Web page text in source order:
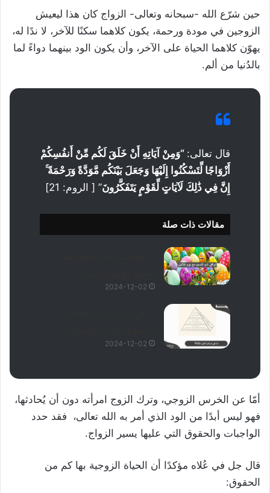
حين شرّع الله -سبحانه وتعالى- الزواج كان هذا ليعيش
الزوجين في مودة ورحمة، يكون كلاهما سكنًا للآخر، لا ندًا له،
يهوّن كلاهما الحياة على الآخر، وأن يكون الود بينهما دواءً لما
بالدُنيا من ألم.
قال تعالى: “وَمِنْ آيَاتِهِ أَنْ خَلَقَ لَكُم مِّنْ أَنفُسِكُمْ
أَزْوَاجًا لِّتَسْكُنُوا إِلَيْهَا وَجَعَلَ بَيْنَكُم مَّوَدَّةً وَرَحْمَةً ۚ
إِنَّ فِي ذَٰلِكَ لَآيَاتٍ لِّقَوْمٍ يَتَفَكَّرُونَ” [ الروم: 21]
مقالات ذات صلة
2024-12-02
2024-12-02
أمّا عن الخرس الزوجي، وترك الزوج امرأته دون أن يُحادثها،
فهو ليس أبدًا من الود الذي أمر به الله تعالى، فقد حدد
الواجبات والحقوق التي عليها يسير الزواج.
قال جل في عُلاه مؤكدًا أن الحياة الزوجية بها كم من
الحقوق: